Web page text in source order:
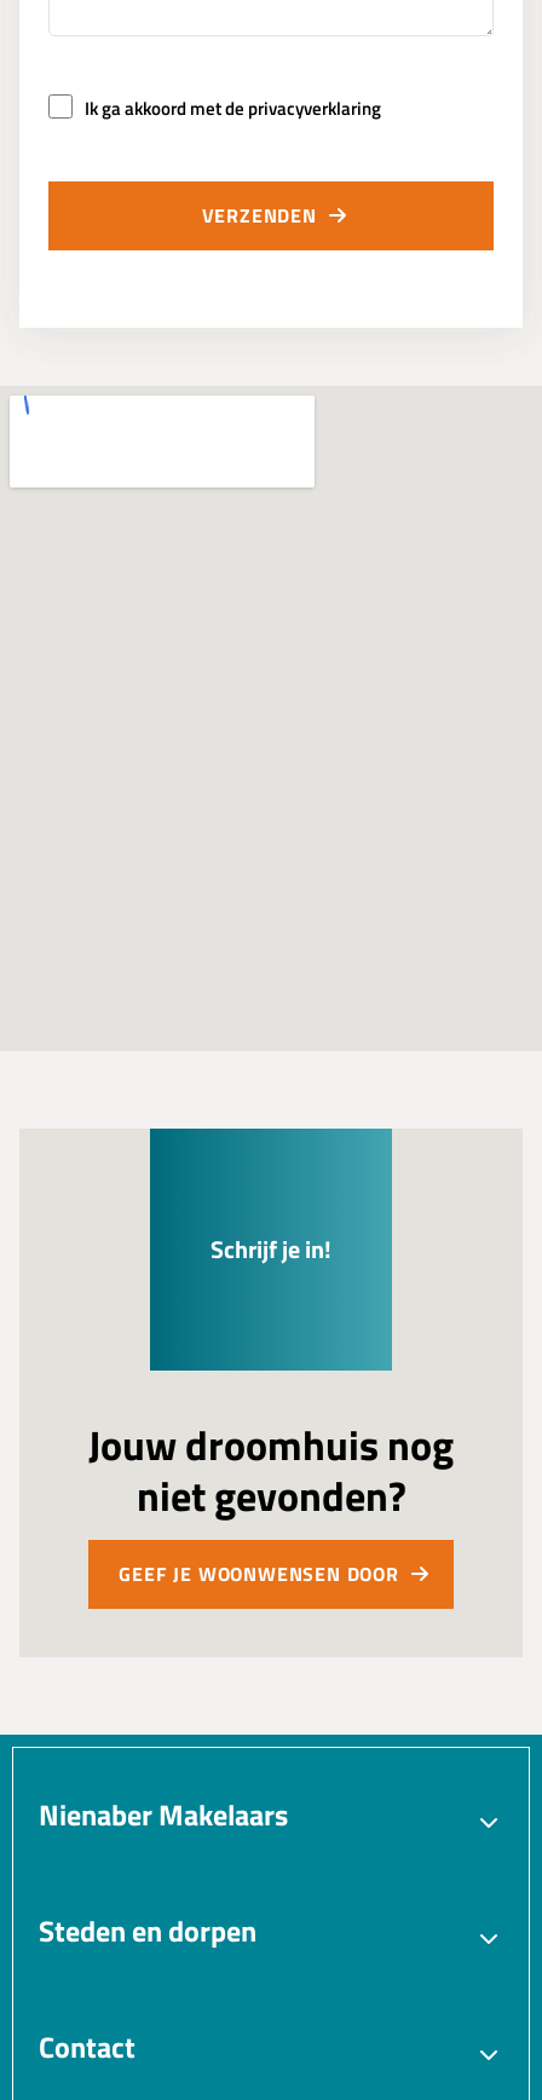
Ik ga akkoord met de privacyverklaring
VERZENDEN
Schrijf je in!
Jouw droomhuis nog
niet gevonden?
GEEF JE WOONWENSEN DOOR
Nienaber Makelaars
Verhuren
Steden en dorpen
Hilversum
Contact